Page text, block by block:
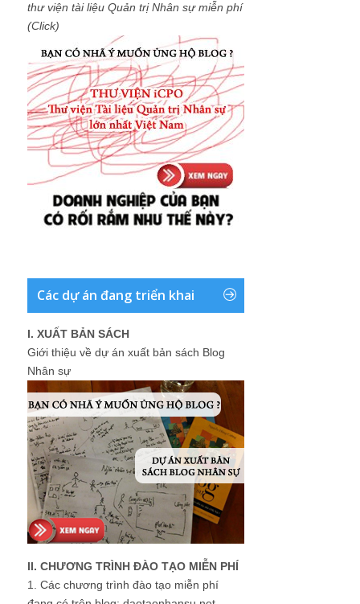
thư viện tài liệu Quản trị Nhân sự miễn phí
(Click)
Các dự án đang triển khai
I. XUẤT BẢN SÁCH
Giới thiệu về dự án xuất bản sách Blog
Nhân sự
II. CHƯƠNG TRÌNH ĐÀO TẠO MIỄN PHÍ
1. Các chương trình đào tạo miễn phí